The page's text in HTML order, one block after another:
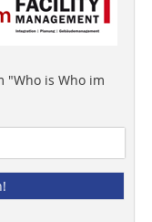
"Who is Who im